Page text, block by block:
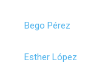
Bego Pérez
Esther López